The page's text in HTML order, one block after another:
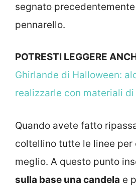
segnato
pennarello.
POTRESTI LEGGERE
Ghirlande di Halloween:
realizzarle con materiali
Quando avete fatto
coltellino tutte le linee per
meglio. A questo punto
sulla base una candela e